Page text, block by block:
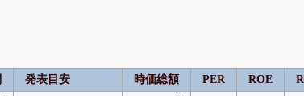
発表目安 時価総額 PER ROE